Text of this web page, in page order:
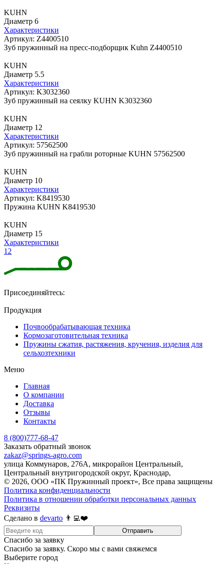
KUHN
Диаметр 6
Характеристики
Артикул: Z4400510
Зуб пружинный на пресс-подборщик Kuhn Z4400510
KUHN
Диаметр 5.5
Характеристики
Артикул: K3032360
Зуб пружинный на сеялку KUHN K3032360
KUHN
Диаметр 12
Характеристики
Артикул: 57562500
Зуб пружинный на грабли роторные KUHN 57562500
KUHN
Диаметр 10
Характеристики
Артикул: K8419530
Пружина KUHN K8419530
KUHN
Диаметр 15
Характеристики
1 2
Присоединяйтесь:
Продукция
Почвообрабатывающая техника
Кормозаготовительная техника
Пружины сжатия, растяжения, кручения, изделия для
сельхозтехники
Меню
Главная
О компании
Доставка
Отзывы
Контакты
8 (800)777-68-47
Заказать обратный звонок
zakaz@springs-agro.com
улица Коммунаров, 276А, микрорайон Центральный,
Центральный внутригородской округ, Краснодар,
© 2026, ООО «ПК Пружинный проект», Все права защищены
Политика конфиденциальности
Политика в отношении обработки персональных данных
Реквизиты
Сделано в devarto 👨‍💻❤️
Отправить
Спасибо за заявку
Спасибо за заявку. Скоро мы с вами свяжемся
Выберите город